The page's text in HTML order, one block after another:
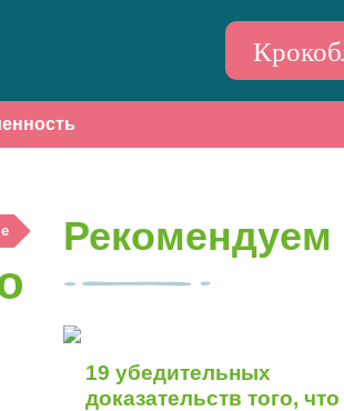
Рекомендуем
19 убедительных
доказательств того, что